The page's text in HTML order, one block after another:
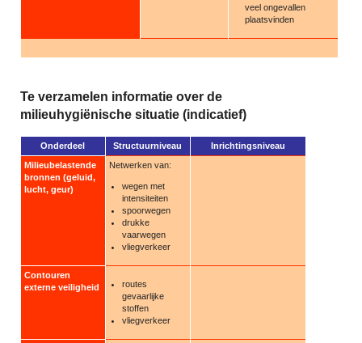
veel ongevallen
plaatsvinden
Te verzamelen informatie over de
milieuhygiënische situatie (indicatief)
Onderdeel Structuurniveau
Inrichtingsniveau
Milieubelastende
bronnen (geluid,
lucht, geur)
Netwerken van:
wegen met
intensiteiten
spoorwegen
drukke
vaarwegen
vliegverkeer
Contouren
externe veiligheid
routes
gevaarlijke
stoffen
vliegverkeer